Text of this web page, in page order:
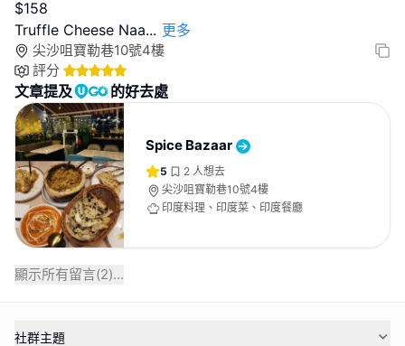
$158
Truffle Cheese Naa... 更多
尖沙咀寶勒巷10號4樓
評分
文章提及 的好去處
Spice Bazaar
5 2 人想去
尖沙咀寶勒巷10號4樓
印度料理、印度菜、印度餐廳
顯示所有留言(2)...
社群主題